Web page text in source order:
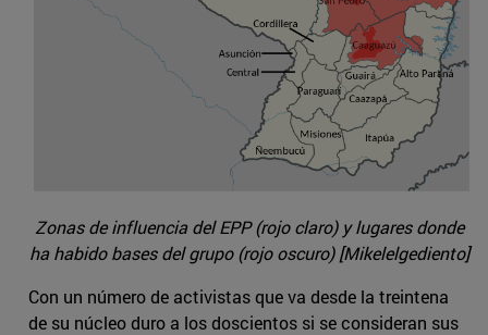
Zonas de influencia del EPP (rojo claro) y lugares donde
ha habido bases del grupo (rojo oscuro) [Mikelelgediento]
Con un número de activistas que va desde la treintena
de su núcleo duro a los doscientos si se consideran sus